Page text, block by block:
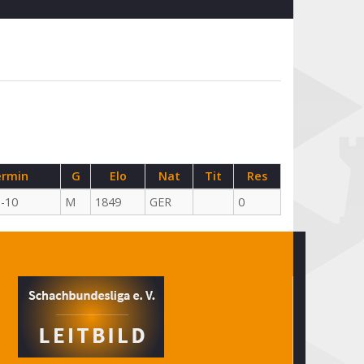
G Elo Nat Tit
Res
10
M 1849 GER 0